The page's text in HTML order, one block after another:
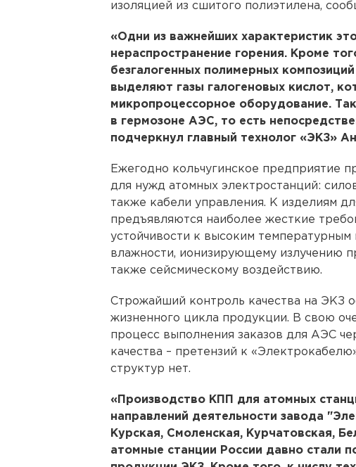
изоляцией из сшитого полиэтилена,
«Одни из важнейших характеристик
нераспространение горения. Кроме
безгалогенных полимерных
выделяют газы галогеновых кислот,
микропроцессорное оборудование.
в гермозоне АЭС, то есть
подчеркнул главный технолог «ЭКЗ»
Ежегодно кольчугинское предприятие
для нужд атомных электростанций:
также кабели управления. К изделиям
предъявляются наиболее жесткие
устойчивости к высоким температурным
влажности, ионизирующему излучению
также сейсмическому воздействию.
Строжайший контроль качества на ЭКЗ
жизненного цикла продукции. В свою
процесс выполнения заказов для АЭС
качества – претензий к
структур нет.
«Производство КПП для атомных
направлений деятельности завода
Курская, Смоленская, Курчатовская,
атомные станции России давно стали